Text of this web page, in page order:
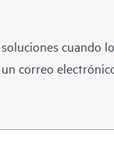
cuando
correo